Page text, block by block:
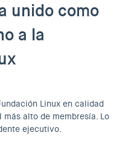
unido como
a la
Linux en calidad
alto de membresía. Lo
ejecutivo.